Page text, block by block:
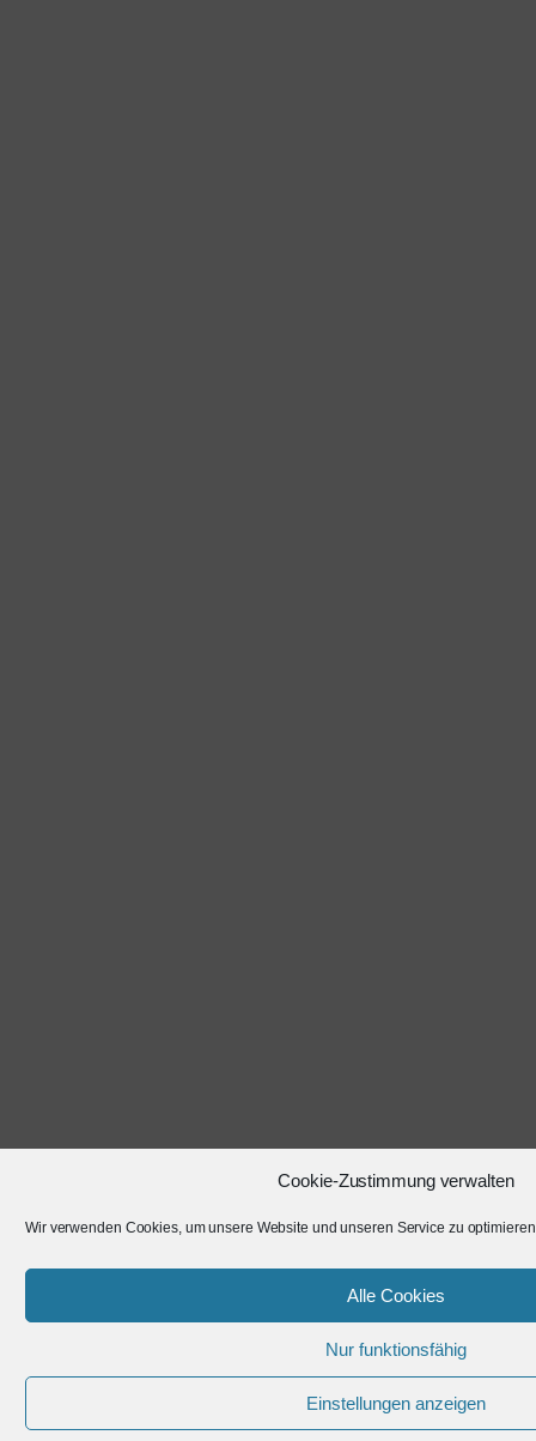
Cookie-Zustimmung verwalten
Wir verwenden Cookies, um unsere Website und unseren Service zu
Alle Cookies
Nur funktionsfähig
Einstellungen anzeigen